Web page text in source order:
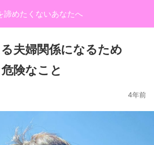
諦めたくないあなたへ
夫婦関係になるため
険なこと
4年前